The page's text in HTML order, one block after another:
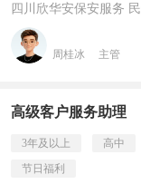
四川欣华安保安服务
周桂冰 主管
高级客户服务助理
3年及以上 高中
节日福利